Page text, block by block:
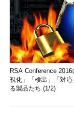
RSA Conference
視化」「検出」「対応
る製品たち (1/2)